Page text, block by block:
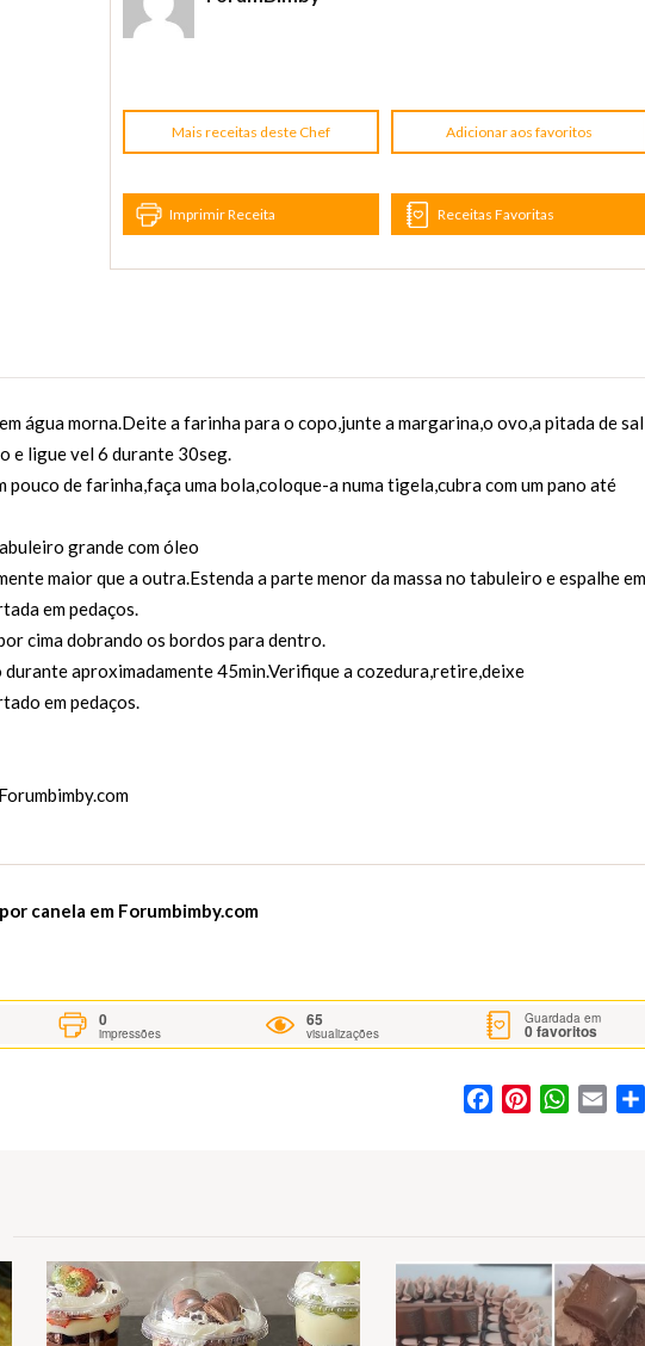
Mais receitas deste Chef Adicionar aos favoritos
Imprimir Receita Receitas Favoritas
água morna.Deite a farinha para o copo,junte a margarina,o ovo,a pitada de
e ligue vel 6 durante 30seg.
pouco de farinha,faça uma bola,coloque-a numa tigela,cubra com um pano até
grande com óleo
maior que a outra.Estenda a parte menor da massa no tabuleiro e espalhe em
em pedaços.
cima dobrando os bordos para dentro.
aproximadamente 45min.Verifique a cozedura,retire,deixe
em pedaços.
Forumbimby.com
canela em Forumbimby.com
0
impressões
65
visualizações
Guardada em
0favoritos
FacebookPinterestWhatsApp
Email